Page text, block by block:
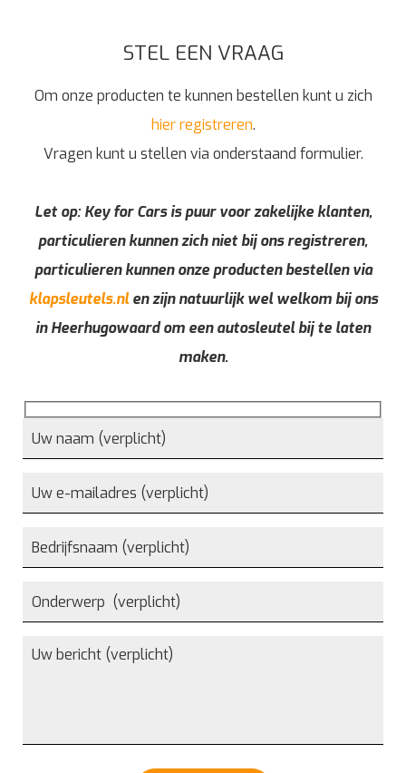
STEL EEN VRAAG
Om onze producten te kunnen bestellen kunt u zich
hier registreren.
Vragen kunt u stellen via onderstaand formulier.
Let op: Key for Cars is puur voor zakelijke klanten,
particulieren kunnen zich niet bij ons registreren,
particulieren kunnen onze producten bestellen via
klapsleutels.nlen zijn natuurlijk wel welkom bij ons
in Heerhugowaard om een autosleutel bij te laten
maken.